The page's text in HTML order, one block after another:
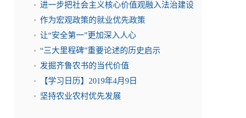
进一步把社会主义核心价值观融入法治建设
作为宏观政策的就业优先政策
让“安全第一”更加深入人心
“三大里程碑”重要论述的历史启示
发掘齐鲁农书的当代价值
【学习日历】2019年4月9日
坚持农业农村优先发展